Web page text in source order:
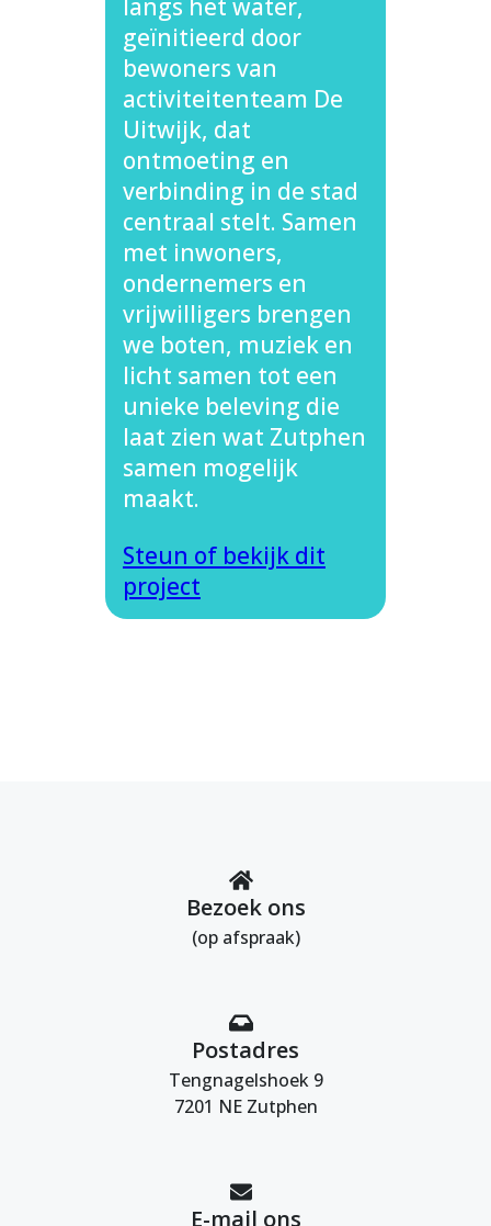
langs het water,
geïnitieerd door
bewoners van
activiteitenteam De
Uitwijk, dat
ontmoeting en
verbinding in de stad
centraal stelt. Samen
met inwoners,
ondernemers en
vrijwilligers brengen
we boten, muziek en
licht samen tot een
unieke beleving die
laat zien wat Zutphen
samen mogelijk
maakt.
Steun of bekijk dit
project
Bezoek ons
(op afspraak)
Postadres
Tengnagelshoek 9
7201 NE Zutphen
E-mail ons